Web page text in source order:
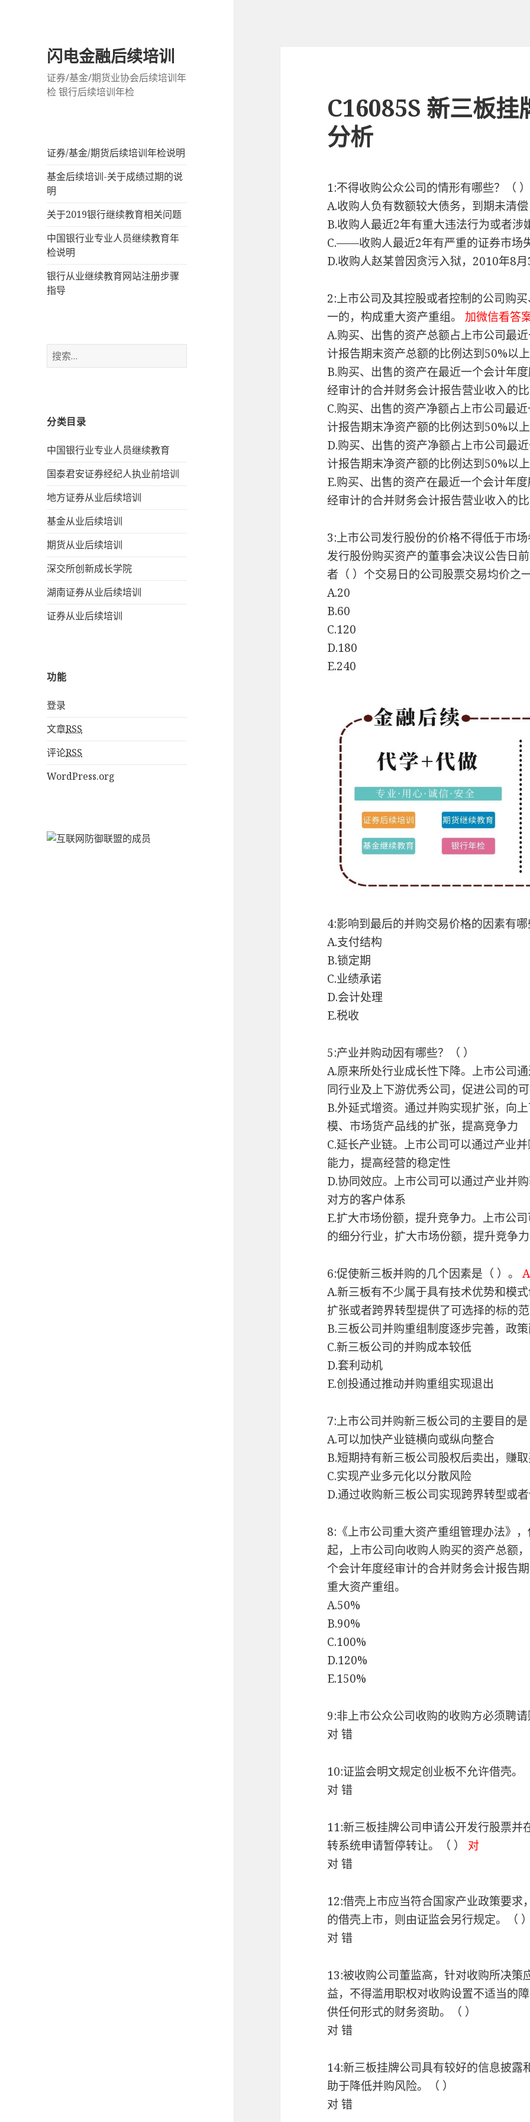
闪电金融后续培训
证券/基金/期货业协会后续培训年
检 银行后续培训年检
证券/基金/期货后续培训年检说明
基金后续培训-关于成绩过期的说
明
关于2019银行继续教育相关问题
中国银行业专业人员继续教育年
检说明
银行从业继续教育网站注册步骤
指导
搜
索：
分类目录
中国银行业专业人员继续教育
国泰君安证券经纪人执业前培训
地方证券从业后续培训
基金从业后续培训
期货从业后续培训
深交所创新成长学院
湖南证券从业后续培训
证券从业后续培训
功能
登录
文章RSS
评论RSS
WordPress.org
C16085S 新三板
分析
1:不得收购公众公司的情形有哪些？（
A.收购人负有数额较大债务，到期未清
B.收购人最近2年有重大违法行为或者涉
C.——收购人最近2年有严重的证券市场
D.收购人赵某曾因贪污入狱，2010年8
2:上市公司及其控股或者控制的公司购
一的，构成重大资产重组。 加微信看答
A.购买、出售的资产总额占上市公司最
计报告期末资产总额的比例达到50%以上
B.购买、出售的资产在最近一个会计年
经审计的合并财务会计报告营业收入的
C.购买、出售的资产净额占上市公司最
计报告期末净资产额的比例达到50%以
D.购买、出售的资产净额占上市公司最
计报告期末净资产额的比例达到50%以
E.购买、出售的资产在最近一个会计年
经审计的合并财务会计报告营业收入的
3:上市公司发行股份的价格不得低于市
发行股份购买资产的董事会决议公告日
者（ ）个交易日的公司股票交易均价之
A.20
B.60
C.120
D.180
E.240
4:影响到最后的并购交易价格的因素有
A.支付结构
B.锁定期
C.业绩承诺
D.会计处理
E.税收
5:产业并购动因有哪些？（ ）
A.原来所处行业成长性下降。上市公司
同行业及上下游优秀公司，促进公司的
B.外延式增资。通过并购实现扩张，向
模、市场货产品线的扩张，提高竞争力
C.延长产业链。上市公司可以通过产业
能力，提高经营的稳定性
D.协同效应。上市公司可以通过产业并
对方的客户体系
E.扩大市场份额，提升竞争力。上市公
的细分行业，扩大市场份额，提升竞争力
6:促使新三板并购的几个因素是（ ）。
A.新三板有不少属于具有技术优势和模
扩张或者跨界转型提供了可选择的标的
B.三板公司并购重组制度逐步完善，政
C.新三板公司的并购成本较低
D.套利动机
E.创投通过推动并购重组实现退出
7:上市公司并购新三板公司的主要目的
A.可以加快产业链横向或纵向整合
B.短期持有新三板公司股权后卖出，赚
C.实现产业多元化以分散风险
D.通过收购新三板公司实现跨界转型或
8:《上市公司重大资产重组管理办法》
起，上市公司向收购人购买的资产总额
个会计年度经审计的合并财务会计报告
重大资产重组。
A.50%
B.90%
C.100%
D.120%
E.150%
9:非上市公众公司收购的收购方必须聘
对 错
10:证监会明文规定创业板不允许借壳。
对 错
11:新三板挂牌公司申请公开发行股票并
转系统申请暂停转让。（ ） 对
对 错
12:借壳上市应当符合国家产业政策要求
的借壳上市，则由证监会另行规定。（
对 错
13:被收购公司董监高，针对收购所决策
益，不得滥用职权对收购设置不适当的
供任何形式的财务资助。（ ）
对 错
14:新三板挂牌公司具有较好的信息披露
助于降低并购风险。（ ）
对 错